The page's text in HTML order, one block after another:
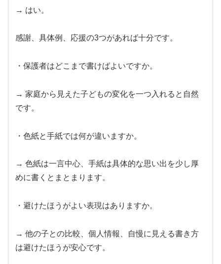
→ はい。
感謝、具体例、応援の3つがあれば十分です。
・保護者はどこまで書けばよいですか。
→ 家庭から見えた子どもの変化を一つ入れると自然
です。
・色紙と手紙では何が違いますか。
→ 色紙は一言中心、手紙は具体的な思い出を少し厚
めに書くとまとまります。
・避けたほうがよい表現はありますか。
→ 他の子との比較、個人情報、自慢に見える書き方
は避けたほうが安心です。